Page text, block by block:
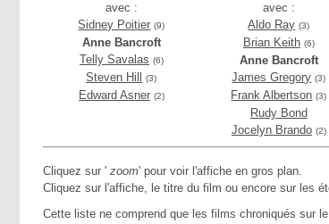
avec :
Sidney Poitier (9)
Anne Bancroft
Telly Savalas (6)
Steven Hill (3)
Edward Asner (2)
avec :
Aldo Ray (3)
Brian Keith (6)
Anne Bancroft
James Gregory (3)
Frank Albertson (3)
Rudy Bond
Jocelyn Brando (2)
Cliquez sur ' zoom' pour voir l'affiche en gros plan.
Cliquez sur l'affiche, le titre du film ou encore sur les
Cette liste ne comprend que les films chroniqués sur